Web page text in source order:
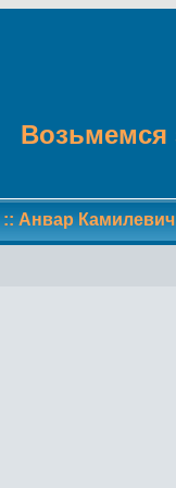
Возьмемся
:: Анвар